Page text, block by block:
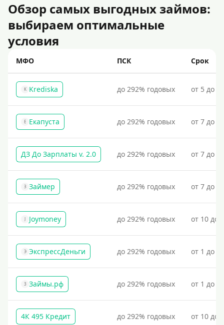
Обзор самых выгодных займов:
выбираем оптимальные
условия
МФО ПСК Срок
K Krediska до 292% годовых от 5 до
Е Екапуста до 292% годовых от 7 до
ДЗ До Зарплаты v. 2.0 до 292% годовых от 7 до
З Займер до 292% годовых от 7 до
J Joymoney до 292% годовых от 10 до
Э ЭкспрессДеньги до 292% годовых от 1 до
З Займы.рф до 292% годовых от 1 до
4К 495 Кредит до 292% годовых от 10 до